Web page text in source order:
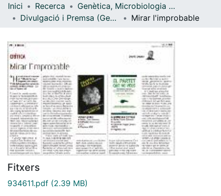
Navega per tot el DD
Contacte
Inici Recerca
Genètica, Microbiologia i Estadística
Divulgació i Premsa (Genètica, Microbiologia i Estadística)
Mirar l'improbable
Fitxers
934611.pdf (2.39 MB)